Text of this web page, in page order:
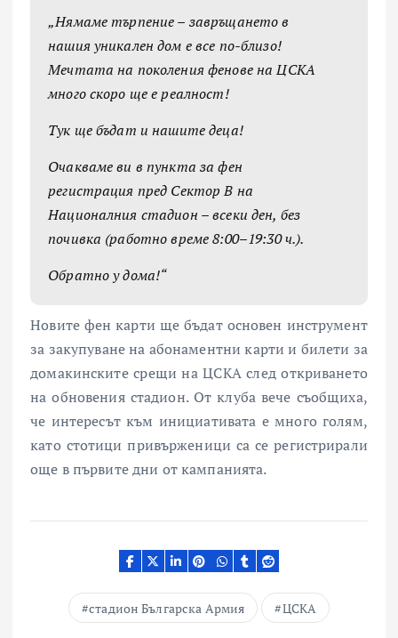
„Нямаме търпение – завръщането в
нашия уникален дом е все по-близо!
Мечтата на поколения фенове на ЦСКА
много скоро ще е реалност!
Тук ще бъдат и нашите деца!
Очакваме ви в пункта за фен
регистрация пред Сектор В на
Националния стадион – всеки ден, без
почивка (работно време 8:00–19:30 ч.).
Обратно у дома!“
Новите фен карти ще бъдат основен инструмент
за закупуване на абонаментни карти и билети за
домакинските срещи на ЦСКА след откриването
на обновения стадион. От клуба вече съобщиха,
че интересът към инициативата е много голям,
като стотици привърженици са се регистрирали
още в първите дни от кампанията.
стадион Българска Армия ЦСКА